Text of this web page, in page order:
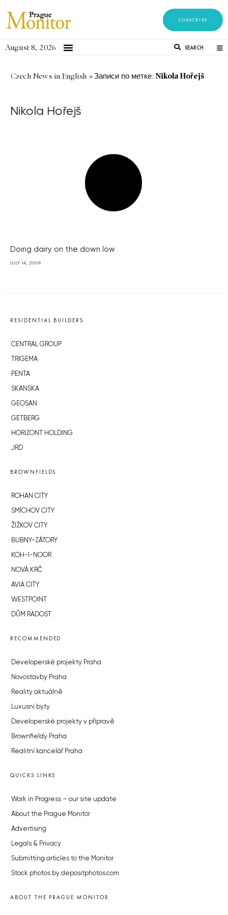
SUBSCRIBE
August 8, 2026 SEARCH
Czech News in English »Записи по метке: Nikola Hořejš
Nikola Hořejš
Doing dairy on the down low
JULY 14, 2009
RESIDENTIAL BUILDERS
CENTRAL GROUP
TRIGEMA
PENTA
SKANSKA
GEOSAN
GETBERG
HORIZONT HOLDING
JRD
BROWNFIELDS
ROHAN CITY
SMÍCHOV CITY
ŽIŽKOV CITY
BUBNY-ZÁTORY
KOH-I-NOOR
NOVÁ KRČ
AVIA CITY
WESTPOINT
DŮM RADOST
RECOMMENDED
Developerské projekty Praha
Novostavby Praha
Reality aktuálně
Luxusní byty
Developerské projekty v přípravě
Brownfieldy Praha
Realitní kancelář Praha
QUICKS LINKS
Work in Progress – our site update
About the Prague Monitor
Advertising
Legals & Privacy
Submitting articles to the Monitor
Stock photos by depositphotos.com
ABOUT THE PRAGUE MONITOR